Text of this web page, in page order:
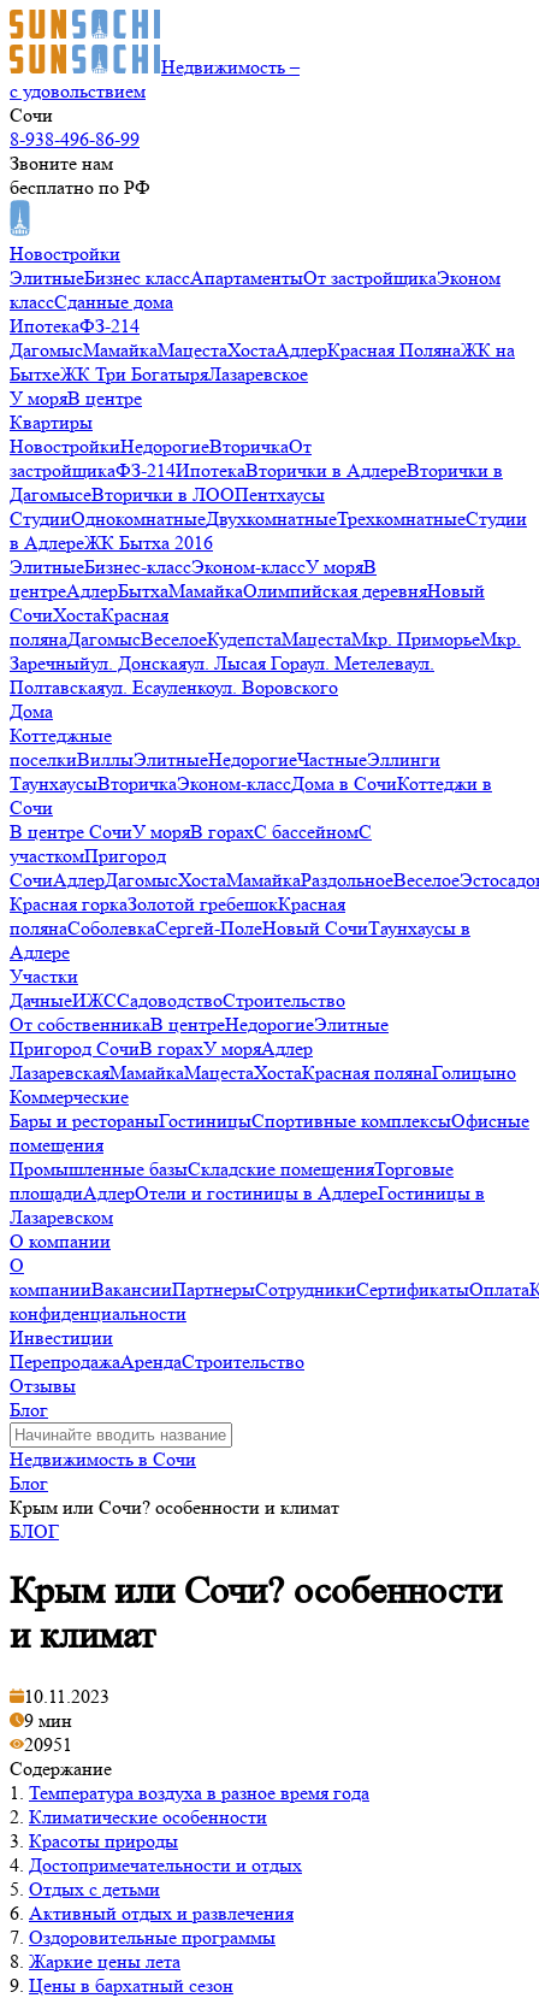
Недвижимость –
с удовольствием
Сочи
8-938-496-86-99
Звоните нам
бесплатно по РФ
Новостройки
ЭлитныеБизнес классАпартаментыОт застройщикаЭконом
классСданные дома
ИпотекаФЗ-214
ДагомысМамайкаМацестаХостаАдлерКрасная ПолянаЖК на
БытхеЖК Три БогатыряЛазаревское
У моряВ центре
Квартиры
НовостройкиНедорогиеВторичкаОт
застройщикаФЗ-214ИпотекаВторички в АдлереВторички в
ДагомысеВторички в ЛООПентхаусы
СтудииОднокомнатныеДвухкомнатныеТрехкомнатныеСтудии
в АдлереЖК Бытха 2016
ЭлитныеБизнес-классЭконом-классУ моряВ
центреАдлерБытхаМамайкаОлимпийская деревняНовый
СочиХостаКрасная
полянаДагомысВеселоеКудепстаМацестаМкр. ПриморьеМкр.
Заречныйул. Донскаяул. Лысая Гораул. Метелеваул.
Полтавскаяул. Есауленкоул. Воровского
Дома
Коттеджные
поселкиВиллыЭлитныеНедорогиеЧастныеЭллинги
ТаунхаусыВторичкаЭконом-классДома в СочиКоттеджи в
Сочи
В центре СочиУ моряВ горахС бассейномС
участкомПригород
СочиАдлерДагомысХостаМамайкаРаздольноеВеселое
Красная горкаЗолотой гребешокКрасная
полянаСоболевкаСергей-ПолеНовый СочиТаунхаусы в
Адлере
Участки
ДачныеИЖССадоводствоСтроительство
От собственникаВ центреНедорогиеЭлитные
Пригород СочиВ горахУ моряАдлер
ЛазаревскаяМамайкаМацестаХостаКрасная полянаГолицыно
Коммерческие
Бары и рестораныГостиницыСпортивные комплексыОфисные
помещения
Промышленные базыСкладские помещенияТорговые
площадиАдлерОтели и гостиницы в АдлереГостиницы в
Лазаревском
О компании
О
компанииВакансииПартнерыСотрудникиСертификатыОплата
конфиденциальности
Инвестиции
ПерепродажаАрендаСтроительство
Отзывы
Блог
Недвижимость в Сочи
Блог
Крым или Сочи? особенности и климат
БЛОГ
Крым или Сочи? особенности
и климат
10.11.2023
9 мин
20951
Содержание
1. Температура воздуха в разное время года
2. Климатические особенности
3. Красоты природы
4. Достопримечательности и отдых
5. Отдых с детьми
6. Активный отдых и развлечения
7. Оздоровительные программы
8. Жаркие цены лета
9. Цены в бархатный сезон